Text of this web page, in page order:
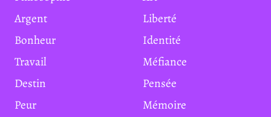
Argent
Liberté
Bonheur
Identité
Travail
Méfiance
Destin
Pensée
Peur
Mémoire